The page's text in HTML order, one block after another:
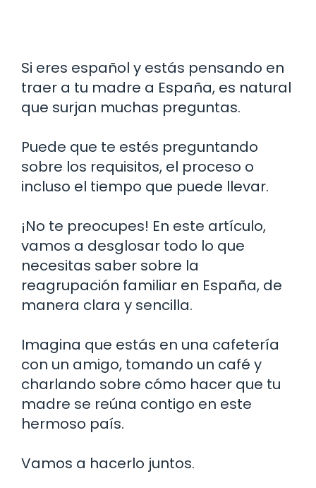
Si eres español y estás pensando en
traer a tu madre a España, es natural
que surjan muchas preguntas.
Puede que te estés preguntando
sobre los requisitos, el proceso o
incluso el tiempo que puede llevar.
¡No te preocupes! En este artículo,
vamos a desglosar todo lo que
necesitas saber sobre la
reagrupación familiar en España, de
manera clara y sencilla.
Imagina que estás en una cafetería
con un amigo, tomando un café y
charlando sobre cómo hacer que tu
madre se reúna contigo en este
hermoso país.
Vamos a hacerlo juntos.